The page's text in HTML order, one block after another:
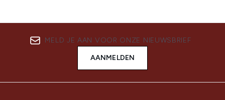
MELD JE AAN VOOR ONZE NIEUWSBRIEF
AANMELDEN